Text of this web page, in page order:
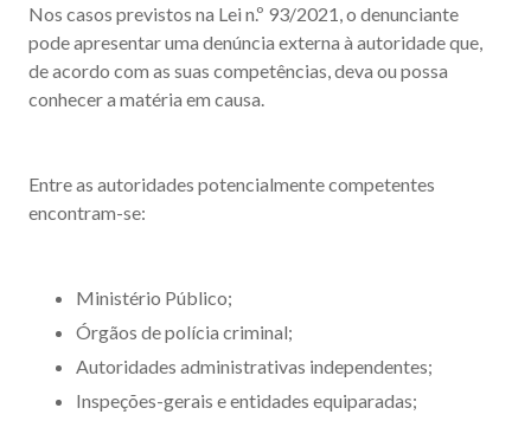
Nos casos previstos na Lei n.º 93/2021, o denunciante
pode apresentar uma denúncia externa à autoridade que,
de acordo com as suas competências, deva ou possa
conhecer a matéria em causa.
Entre as autoridades potencialmente competentes
encontram-se:
Ministério Público;
Órgãos de polícia criminal;
Autoridades administrativas independentes;
Inspeções-gerais e entidades equiparadas;